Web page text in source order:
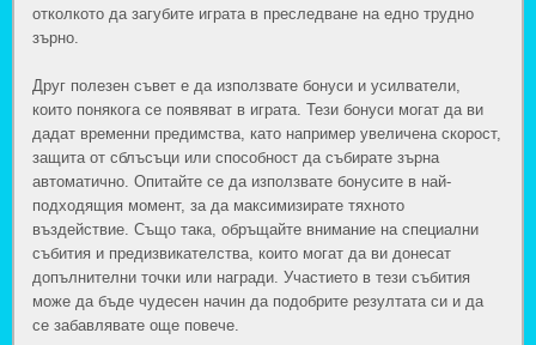
отколкото да загубите играта в преследване на едно трудно
зърно.
Друг полезен съвет е да използвате бонуси и усилватели,
които понякога се появяват в играта. Тези бонуси могат да ви
дадат временни предимства, като например увеличена скорост,
защита от сблъсъци или способност да събирате зърна
автоматично. Опитайте се да използвате бонусите в най-
подходящия момент, за да максимизирате тяхното
въздействие. Също така, обръщайте внимание на специални
събития и предизвикателства, които могат да ви донесат
допълнителни точки или награди. Участието в тези събития
може да бъде чудесен начин да подобрите резултата си и да
се забавлявате още повече.